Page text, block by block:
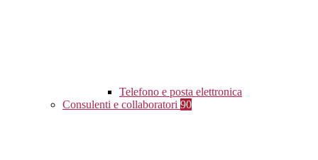
Telefono e posta elettronica
Consulenti e collaboratori 90